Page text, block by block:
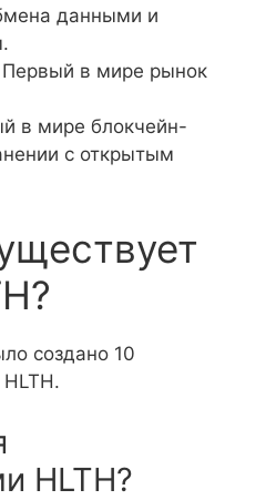
данными и
в мире рынок
в мире блокчейн-
с открытым
создано 10
HLTH?